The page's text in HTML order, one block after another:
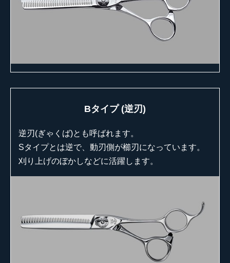
Bタイプ (逆刃)
逆刃(ぎゃくば)とも呼ばれます。
Sタイプとは逆で、動刃側が櫛刃になっています。
刈り上げのぼかしなどに活躍します。